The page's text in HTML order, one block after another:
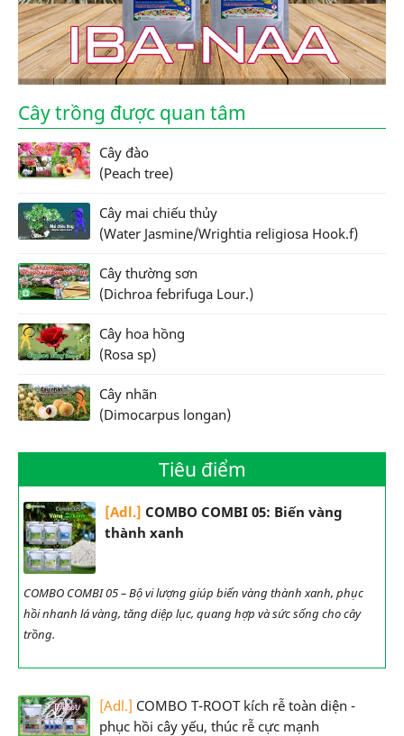
Cây trồng được quan tâm
Cây đào
(Peach tree)
Cây mai chiếu thủy
(Water Jasmine/Wrightia religiosa Hook.f)
Cây thường sơn
(Dichroa febrifuga Lour.)
Cây hoa hồng
(Rosa sp)
Cây nhãn
(Dimocarpus longan)
Tiêu điểm
[Adl.] COMBO COMBI 05: Biến vàng
thành xanh
COMBO COMBI 05 – Bộ vi lượng giúp biến vàng thành xanh, phục
hồi nhanh lá vàng, tăng diệp lục, quang hợp và sức sống cho cây
trồng.
[Adl.] COMBO T-ROOT kích rễ toàn diện -
phục hồi cây yếu, thúc rễ cực mạnh